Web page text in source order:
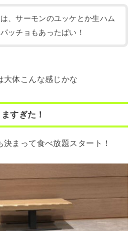
、サーモンのユッケとか生ハム
ッチョもあったばい！
大体こんな感じかな
すぎた！
まって食べ放題スタート！